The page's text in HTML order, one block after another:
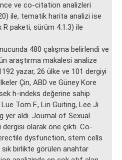
ve co-citation analizleri
ile, tematik harita analizi ise
paketi, sürüm 4.1.3) ile
480 çalışma belirlendi ve
araştırma makalesi analize
yazar, 26 ülke ve 101 dergiyi
Çin, ABD ve Güney Kore
h-indeks değerine sahip
Tom F., Lin Guiting, Lee Ji
yer aldı. Journal of Sexual
dergisi olarak öne çıktı. Co-
dysfunction, stem cells
birlikte görülen anahtar